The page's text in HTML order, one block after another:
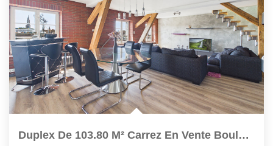
Duplex De 103.80 M² Carrez En Vente Boulevard Clemenceau